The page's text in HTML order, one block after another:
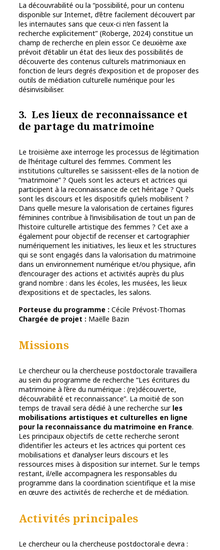
La découvrabilité ou la “possibilité, pour un contenu
disponible sur Internet, d’être facilement découvert par
les internautes sans que ceux-ci n’en fassent la
recherche explicitement” (Roberge, 2024) constitue un
champ de recherche en plein essor. Ce deuxième axe
prévoit d’établir un état des lieux des possibilités de
découverte des contenus culturels matrimoniaux en
fonction de leurs degrés d’exposition et de proposer des
outils de médiation culturelle numérique pour les
désinvisibiliser.
3. Les lieux de reconnaissance et
de partage du matrimoine
Le troisième axe interroge les processus de légitimation
de l’héritage culturel des femmes. Comment les
institutions culturelles se saisissent-elles de la notion de
“matrimoine” ? Quels sont les acteurs et actrices qui
participent à la reconnaissance de cet héritage ? Quels
sont les discours et les dispositifs qu’iels mobilisent ?
Dans quelle mesure la valorisation de certaines figures
féminines contribue à l’invisibilisation de tout un pan de
l’histoire culturelle artistique des femmes ? Cet axe a
également pour objectif de recenser et cartographier
numériquement les initiatives, les lieux et les structures
qui se sont engagés dans la valorisation du matrimoine
dans un environnement numérique et/ou physique, afin
d’encourager des actions et activités auprès du plus
grand nombre : dans les écoles, les musées, les lieux
d’expositions et de spectacles, les salons.
Porteuse du programme : Cécile Prévost-Thomas
Chargée de projet : Maëlle Bazin
Missions
Le chercheur ou la chercheuse postdoctorale travaillera
au sein du programme de recherche “Les écritures du
matrimoine à l’ère du numérique : (re)découverte,
découvrabilité et reconnaissance”. La moitié de son
temps de travail sera dédié à une recherche sur les
mobilisations artistiques et culturelles en ligne
pour la reconnaissance du matrimoine en France.
Les principaux objectifs de cette recherche seront
d’identifier les acteurs et les actrices qui portent ces
mobilisations et d’analyser leurs discours et les
ressources mises à disposition sur internet. Sur le temps
restant, il/elle accompagnera les responsables du
programme dans la coordination scientifique et la mise
en œuvre des activités de recherche et de médiation.
Activités principales
Le chercheur ou la chercheuse postdoctoral·e devra :